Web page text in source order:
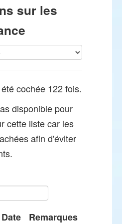
sur les
cochée 122 fois.
disponible pour
cette liste car les
afin d'éviter
Date
Remarques